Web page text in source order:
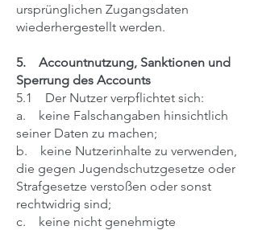
ursprünglichen Zugangsdaten
wiederhergestellt werden.
5. Accountnutzung, Sanktionen und
Sperrung des Accounts
5.1 Der Nutzer verpflichtet sich:
a. keine Falschangaben hinsichtlich
seiner Daten zu machen;
b. keine Nutzerinhalte zu verwenden,
die gegen Jugendschutzgesetze oder
Strafgesetze verstoßen oder sonst
rechtwidrig sind;
c. keine nicht genehmigte